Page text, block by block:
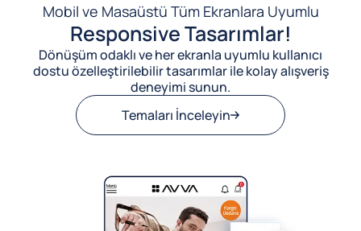
Mobil ve Masaüstü Tüm Ekranlara Uyumlu
Responsive Tasarımlar!
Dönüşüm odaklı ve her ekranla uyumlu kullanıcı
dostu özelleştirilebilir tasarımlar ile kolay alışveriş
deneyimi sunun.
Temaları İnceleyin